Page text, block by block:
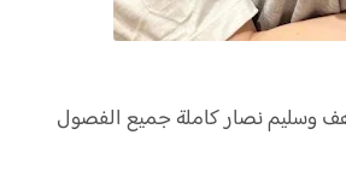
وسليم نصار كاملة جميع الفصول